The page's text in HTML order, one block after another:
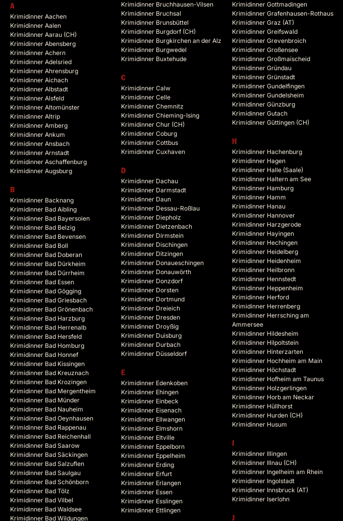
A
Krimidinner Aachen
Krimidinner Aalen
Krimidinner Aarau (CH)
Krimidinner Abensberg
Krimidinner Achern
Krimidinner Adelsried
Krimidinner Ahrensburg
Krimidinner Aichach
Krimidinner Albstadt
Krimidinner Alsfeld
Krimidinner Altomünster
Krimidinner Altrip
Krimidinner Amberg
Krimidinner Ankum
Krimidinner Ansbach
Krimidinner Arnstadt
Krimidinner Aschaffenburg
Krimidinner Augsburg
B
Krimidinner Backnang
Krimidinner Bad Aibling
Krimidinner Bad Bayersoien
Krimidinner Bad Belzig
Krimidinner Bad Bevensen
Krimidinner Bad Boll
Krimidinner Bad Doberan
Krimidinner Bad Dürkheim
Krimidinner Bad Dürrheim
Krimidinner Bad Essen
Krimidinner Bad Gögging
Krimidinner Bad Griesbach
Krimidinner Bad Grönenbach
Krimidinner Bad Harzburg
Krimidinner Bad Herrenalb
Krimidinner Bad Hersfeld
Krimidinner Bad Homburg
Krimidinner Bad Honnef
Krimidinner Bad Kissingen
Krimidinner Bad Kreuznach
Krimidinner Bad Krozingen
Krimidinner Bad Mergentheim
Krimidinner Bad Münder
Krimidinner Bad Nauheim
Krimidinner Bad Oeynhausen
Krimidinner Bad Rappenau
Krimidinner Bad Reichenhall
Krimidinner Bad Saarow
Krimidinner Bad Säckingen
Krimidinner Bad Salzuflen
Krimidinner Bad Saulgau
Krimidinner Bad Schönborn
Krimidinner Bad Tölz
Krimidinner Bad Vilbel
Krimidinner Bad Waldsee
Krimidinner Bad Wildungen
Krimidinner Bruchhausen-Vilsen
Krimidinner Bruchsal
Krimidinner Brunsbüttel
Krimidinner Burgdorf (CH)
Krimidinner Burgkirchen an der Alz
Krimidinner Burgwedel
Krimidinner Buxtehude
C
Krimidinner Calw
Krimidinner Celle
Krimidinner Chemnitz
Krimidinner Chieming-Ising
Krimidinner Chur (CH)
Krimidinner Coburg
Krimidinner Cottbus
Krimidinner Cuxhaven
D
Krimidinner Dachau
Krimidinner Darmstadt
Krimidinner Daun
Krimidinner Dessau-Roßlau
Krimidinner Diepholz
Krimidinner Dietzenbach
Krimidinner Dirmstein
Krimidinner Dischingen
Krimidinner Ditzingen
Krimidinner Donaueschingen
Krimidinner Donauwörth
Krimidinner Donzdorf
Krimidinner Dorsten
Krimidinner Dortmund
Krimidinner Dreieich
Krimidinner Dresden
Krimidinner Droyßig
Krimidinner Duisburg
Krimidinner Durbach
Krimidinner Düsseldorf
E
Krimidinner Edenkoben
Krimidinner Ehingen
Krimidinner Einbeck
Krimidinner Eisenach
Krimidinner Ellwangen
Krimidinner Elmshorn
Krimidinner Eltville
Krimidinner Eppelborn
Krimidinner Eppelheim
Krimidinner Erding
Krimidinner Erfurt
Krimidinner Erlangen
Krimidinner Essen
Krimidinner Esslingen
Krimidinner Ettlingen
Krimidinner Gottmadingen
Krimidinner Grafenhausen-Rothaus
Krimidinner Graz (AT)
Krimidinner Greifswald
Krimidinner Grevenbroich
Krimidinner Großensee
Krimidinner Großmaischeid
Krimidinner Gründau
Krimidinner Grünstadt
Krimidinner Gundelfingen
Krimidinner Gundelsheim
Krimidinner Günzburg
Krimidinner Gutach
Krimidinner Güttingen (CH)
H
Krimidinner Hachenburg
Krimidinner Hagen
Krimidinner Halle (Saale)
Krimidinner Haltern am See
Krimidinner Hamburg
Krimidinner Hamm
Krimidinner Hanau
Krimidinner Hannover
Krimidinner Harzgerode
Krimidinner Hayingen
Krimidinner Hechingen
Krimidinner Heidelberg
Krimidinner Heidenheim
Krimidinner Heilbronn
Krimidinner Hennstedt
Krimidinner Heppenheim
Krimidinner Herford
Krimidinner Herrenberg
Krimidinner Herrsching am
Ammersee
Krimidinner Hildesheim
Krimidinner Hilpoltstein
Krimidinner Hinterzarten
Krimidinner Hochheim am Main
Krimidinner Höchstadt
Krimidinner Hofheim am Taunus
Krimidinner Holzgerlingen
Krimidinner Horb am Neckar
Krimidinner Hüllhorst
Krimidinner Hurden (CH)
Krimidinner Husum
Krimidinner Illingen
Krimidinner Illnau (CH)
Krimidinner Ingelheim am Rhein
Krimidinner Ingolstadt
Krimidinner Innsbruck (AT)
Krimidinner Iserlohn
J